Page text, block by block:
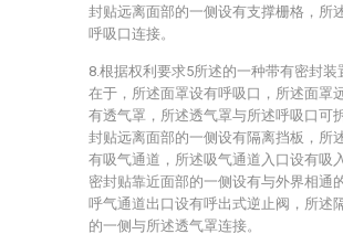
封贴远离面部的一侧设有支撑栅格，所
呼吸口连接。
8.根据权利要求5所述的一种带有密封装
在于，所述面罩设有呼吸口，所述面罩
有透气罩，所述透气罩与所述呼吸口可
封贴远离面部的一侧设有隔离挡板，所
有吸气通道，所述吸气通道入口设有吸
密封贴靠近面部的一侧设有与外界相通
呼气通道出口设有呼出式逆止阀，所述
的一侧与所述透气罩连接。